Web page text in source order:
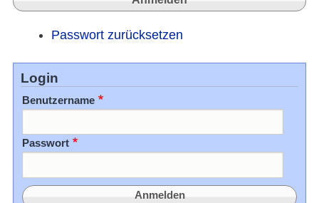
Passwort zurücksetzen
Login
Benutzername
Passwort